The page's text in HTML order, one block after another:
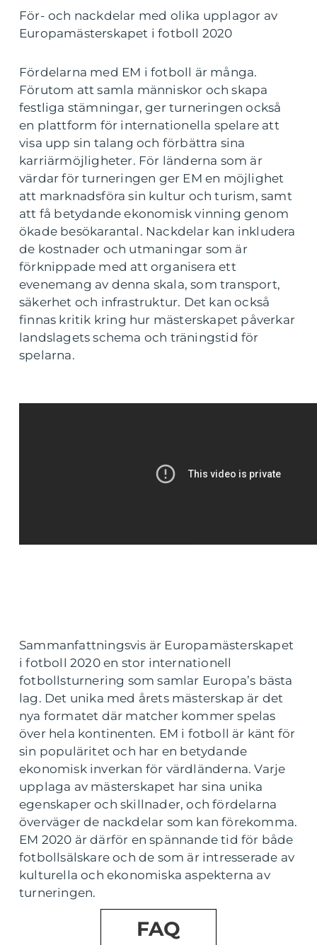
För- och nackdelar med olika upplagor av
Europamästerskapet i fotboll 2020
Fördelarna med EM i fotboll är många.
Förutom att samla människor och skapa
festliga stämningar, ger turneringen också
en plattform för internationella spelare att
visa upp sin talang och förbättra sina
karriärmöjligheter. För länderna som är
värdar för turneringen ger EM en möjlighet
att marknadsföra sin kultur och turism, samt
att få betydande ekonomisk vinning genom
ökade besökarantal. Nackdelar kan inkludera
de kostnader och utmaningar som är
förknippade med att organisera ett
evenemang av denna skala, som transport,
säkerhet och infrastruktur. Det kan också
finnas kritik kring hur mästerskapet påverkar
landslagets schema och träningstid för
spelarna.
Sammanfattningsvis är Europamästerskapet
i fotboll 2020 en stor internationell
fotbollsturnering som samlar Europa’s bästa
lag. Det unika med årets mästerskap är det
nya formatet där matcher kommer spelas
över hela kontinenten. EM i fotboll är känt för
sin populäritet och har en betydande
ekonomisk inverkan för värdländerna. Varje
upplaga av mästerskapet har sina unika
egenskaper och skillnader, och fördelarna
överväger de nackdelar som kan förekomma.
EM 2020 är därför en spännande tid för både
fotbollsälskare och de som är intresserade av
kulturella och ekonomiska aspekterna av
turneringen.
FAQ